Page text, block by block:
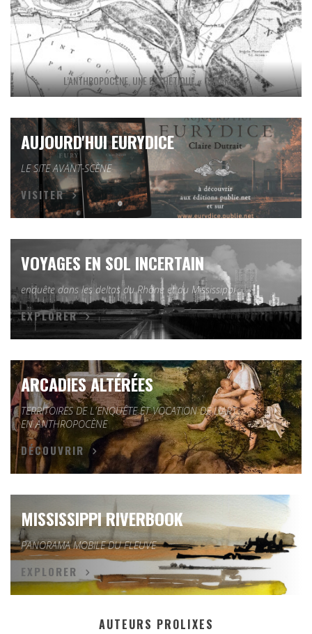
L’ANTHROPOCÈNE, UNE ESTHÉTIQUE « CANARD » ?
AUJOURD'HUI EURYDICE
LE SITE AVANT-SCÈNE
VISITER
VOYAGES EN SOL INCERTAIN
enquête dans les deltas du Rhône et du Mississippi
EXPLORER
ARCADIES ALTÉRÉES
TERRITOIRES DE L'ENQUÊTE ET VOCATION DE L'ART
EN ANTHROPOCÈNE
DÉCOUVRIR
MISSISSIPPI RIVERBOOK
PANORAMA MOBILE DU FLEUVE
EXPLORER
AUTEURS PROLIXES